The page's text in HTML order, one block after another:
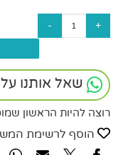
שאל אותנו
רוצה להיות הראשון
הוסף לרשימת